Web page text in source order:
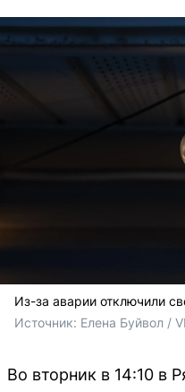
Из-за аварии отключили
Источник: Елена Буйвол /
Во вторник в 14:10 в